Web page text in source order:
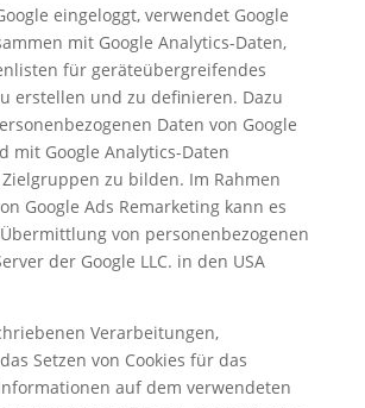
eingeloggt, verwendet Google
mit Google Analytics-Daten,
für geräteübergreifendes
erstellen und zu definieren. Dazu
Daten von Google
mit Google Analytics-Daten
zu bilden. Im Rahmen
Google Ads Remarketing kann es
von personenbezogenen
der Google LLC. in den USA
Verarbeitungen,
Setzen von Cookies für das
auf dem verwendeten